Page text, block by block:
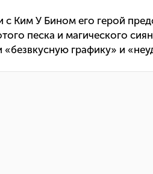
Ким У Бином его герой
песка и магического
«безвкусную графику» и